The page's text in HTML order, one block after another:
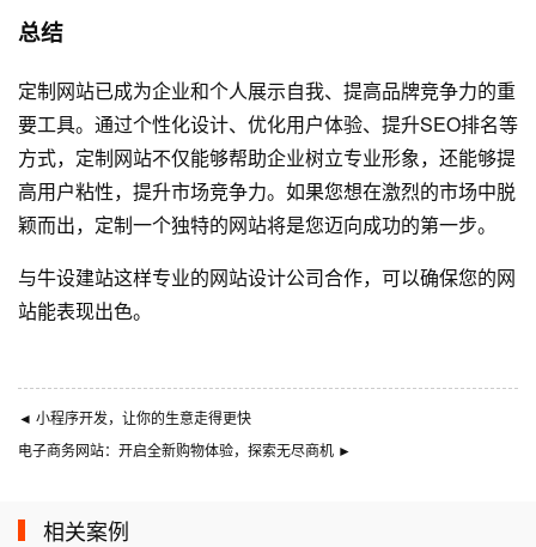
总结
定制网站已成为企业和个人展示自我、提高品牌竞争力的重
要工具。通过个性化设计、优化用户体验、提升SEO排名等
方式，定制网站不仅能够帮助企业树立专业形象，还能够提
高用户粘性，提升市场竞争力。如果您想在激烈的市场中脱
颖而出，定制一个独特的网站将是您迈向成功的第一步。
与牛设建站这样专业的网站设计公司合作，可以确保您的网
站能表现出色。
◄ 小程序开发，让你的生意走得更快
电子商务网站：开启全新购物体验，探索无尽商机 ►
相关案例